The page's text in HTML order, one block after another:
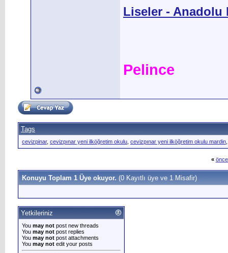
Liseler - Anadolu
Pelince
Tags
cevizpinar, cevizpınar yeni ilköğretim okulu cevizpınar yeni ilköğretim okulu mardin
«
Konuyu Toplam 1 Üye okuyor. (0 Kayıtlı üye ve 1 Misafir)
Yetkileriniz
You may not post new threads
You may not post replies
You may not post attachments
You may not edit your posts